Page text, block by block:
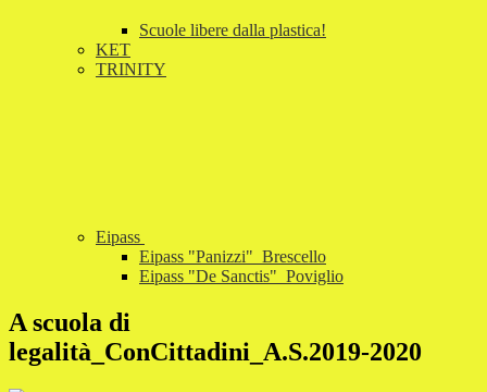
Scuole libere dalla plastica!
KET
TRINITY
Eipass
Eipass "Panizzi"_Brescello
Eipass "De Sanctis"_Poviglio
A scuola di
legalità_ConCittadini_A.S.2019-2020